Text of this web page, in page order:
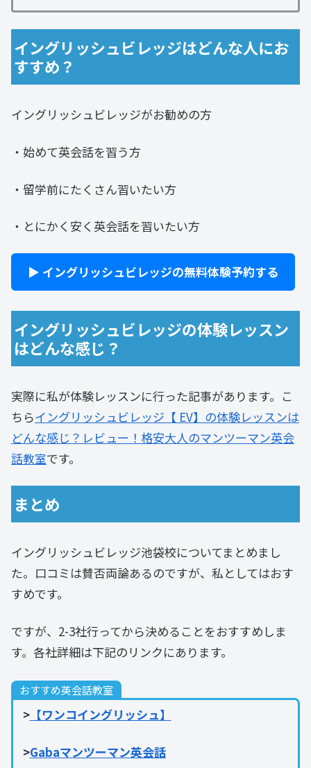
イングリッシュビレッジはどんな人にお
すすめ？
イングリッシュビレッジがお勧めの方
・始めて英会話を習う方
・留学前にたくさん習いたい方
・とにかく安く英会話を習いたい方
▶ イングリッシュビレッジの無料体験予約する
イングリッシュビレッジの体験レッスン
はどんな感じ？
実際に私が体験レッスンに行った記事があります。こ
ちらイングリッシュビレッジ【 EV】の体験レッスンは
どんな感じ？レビュー！格安大人のマンツーマン英会
話教室です。
まとめ
イングリッシュビレッジ池袋校についてまとめまし
た。口コミは賛否両論あるのですが、私としてはおす
すめです。
ですが、2-3社行ってから決めることをおすすめしま
す。各社詳細は下記のリンクにあります。
おすすめ英会話教室
>【ワンコイングリッシュ】
>Gabaマンツーマン英会話